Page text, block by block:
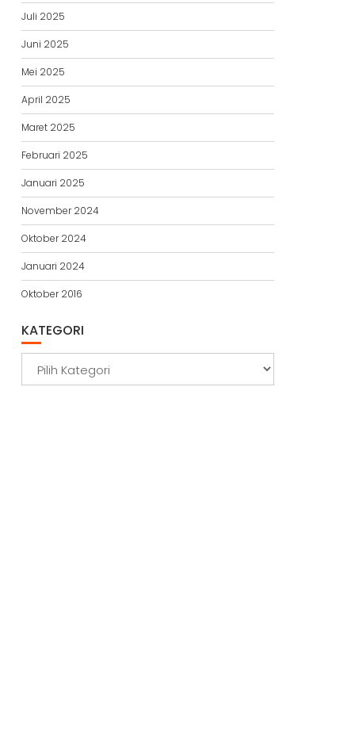
Juli 2025
Juni 2025
Mei 2025
April 2025
Maret 2025
Februari 2025
Januari 2025
November 2024
Oktober 2024
Januari 2024
Oktober 2016
KATEGORI